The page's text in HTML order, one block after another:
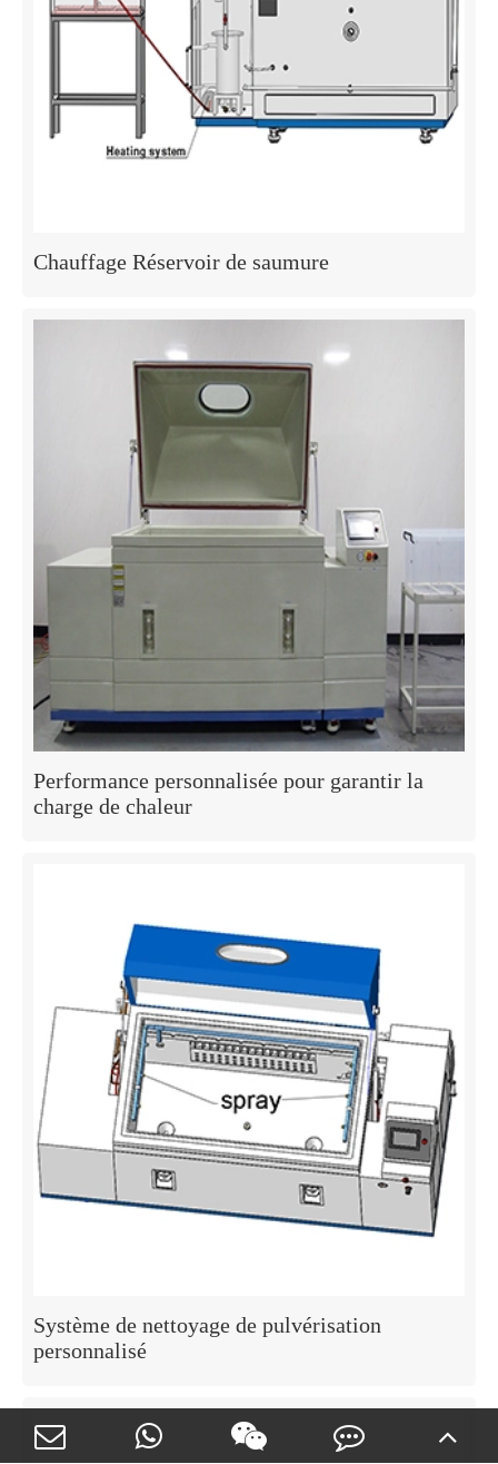
Chauffage Réservoir de saumure
Performance personnalisée pour garantir la
charge de chaleur
Système de nettoyage de pulvérisation
personnalisé